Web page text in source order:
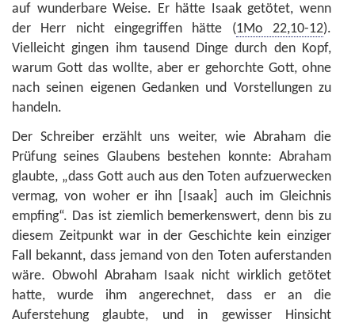
auf wunderbare Weise. Er hätte Isaak getötet, wenn
der Herr nicht eingegriffen hätte (1Mo 22,10-12).
Vielleicht gingen ihm tausend Dinge durch den Kopf,
warum Gott das wollte, aber er gehorchte Gott, ohne
nach seinen eigenen Gedanken und Vorstellungen zu
handeln.
Der Schreiber erzählt uns weiter, wie Abraham die
Prüfung seines Glaubens bestehen konnte: Abraham
glaubte, „dass Gott auch aus den Toten aufzuerwecken
vermag, von woher er ihn [Isaak] auch im Gleichnis
empfing“. Das ist ziemlich bemerkenswert, denn bis zu
diesem Zeitpunkt war in der Geschichte kein einziger
Fall bekannt, dass jemand von den Toten auferstanden
wäre. Obwohl Abraham Isaak nicht wirklich getötet
hatte, wurde ihm angerechnet, dass er an die
Auferstehung glaubte, und in gewisser Hinsicht